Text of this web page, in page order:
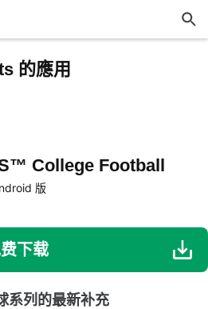
的應用
College Football
版
下载
系列的最新补充